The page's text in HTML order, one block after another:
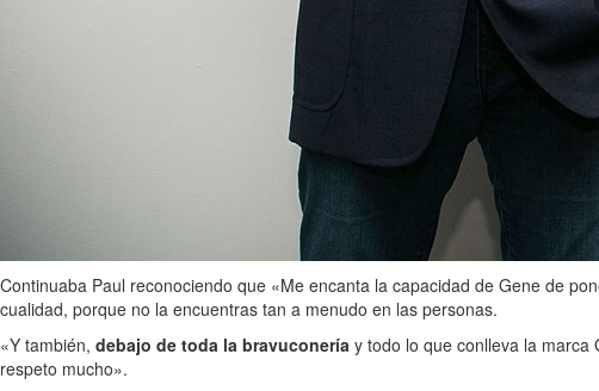
Continuaba Paul reconociendo que «Me encanta la capacidad de Gene de
cualidad, porque no la encuentras tan a menudo en las personas.
«Y también, debajo de toda la bravuconería y todo lo que conlleva la marca
respeto mucho».